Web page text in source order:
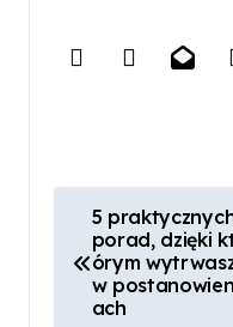
a
5
porad, dzięki
órym
w
ach